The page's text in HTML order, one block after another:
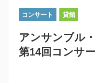
コンサート 貸館
アンサンブル
第14回コンサー